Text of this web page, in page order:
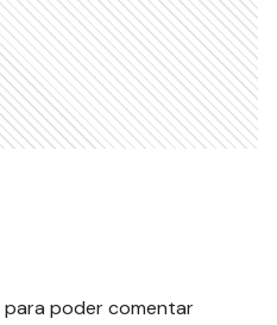
para poder comentar